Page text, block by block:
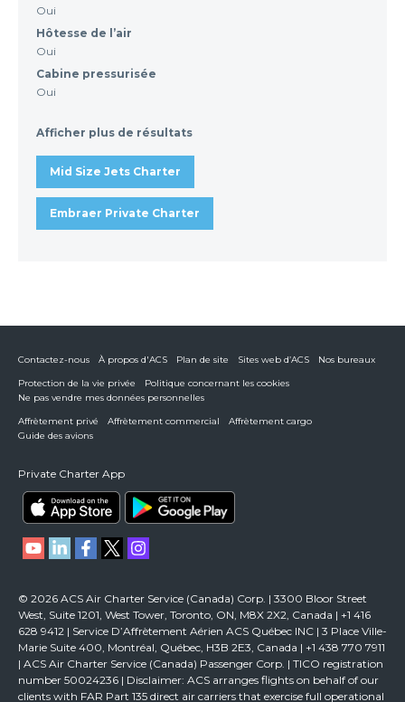
Oui
Hôtesse de l’air
Oui
Cabine pressurisée
Oui
Afficher plus de résultats
Mid Size Jets Charter
Embraer Private Charter
Contactez-nous À propos d'ACS Plan de site Sites web d’ACS
Nos bureaux
Protection de la vie privée
Politique concernant les cookies
Ne pas vendre mes données personnelles
Affrètement privé
Affrètement commercial
Affrètement cargo
Guide des avions
Private Charter App
© 2026 ACS Air Charter Service (Canada) Corp. | 3300 Bloor Street
West, Suite 1201, West Tower, Toronto, ON, M8X 2X2, Canada | +1 416
628 9412 | Service D’Affrètement Aérien ACS Québec INC | 3 Place Ville-
Marie Suite 400, Montréal, Québec, H3B 2E3, Canada | +1 438 770 7911
| ACS Air Charter Service (Canada) Passenger Corp. | TICO registration
number 50024236 | Disclaimer: ACS arranges flights on behalf of our
clients with FAR Part 135 direct air carriers that exercise full operational